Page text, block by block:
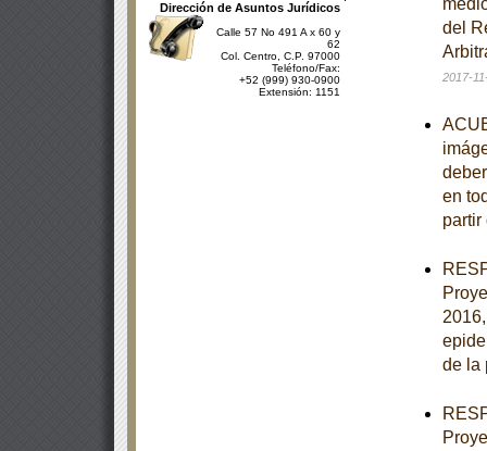
Dirección de Asuntos Jurídicos
Calle 57 No 491 A x 60 y
62
Col. Centro, C.P. 97000
Teléfono/Fax:
+52 (999) 930-0900
Extensión: 1151
del
2017-
en
de la